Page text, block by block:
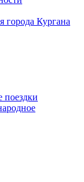
города Кургана
поездки